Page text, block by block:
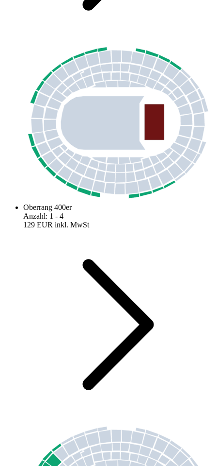
Oberrang 400er
Anzahl: 1 - 4
129 EUR inkl. MwSt